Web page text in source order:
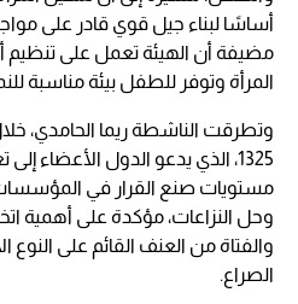
أساسًا لبناء جيل قوي قادر على
مضيفة أن الهيئة تعمل على تنظيم
المرأة وتوفر للطفل بيئة مناسبة
وتطرقت الناشطة ريما الحامدي،
1325، الذي يدعو الدول الأعضاء
مستويات صنع القرار في المؤسسات
وحل النزاعات، مؤكدة على أهمية
والفتاة من العنف القائم على
الصراع.